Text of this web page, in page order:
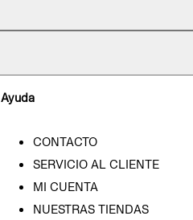
Ayuda
CONTACTO
SERVICIO AL CLIENTE
MI CUENTA
NUESTRAS TIENDAS